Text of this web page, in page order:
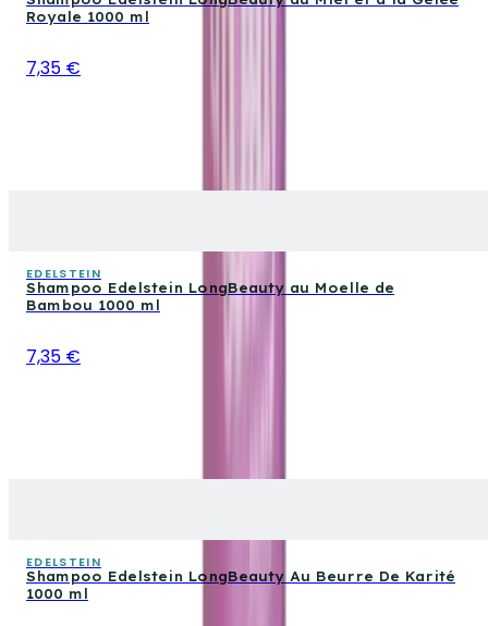
Royale 1000 ml
7,35 €
EDELSTEIN
Shampoo Edelstein LongBeauty au Moelle de
Bambou 1000 ml
7,35 €
EDELSTEIN
Shampoo Edelstein LongBeauty Au Beurre De Karité
1000 ml